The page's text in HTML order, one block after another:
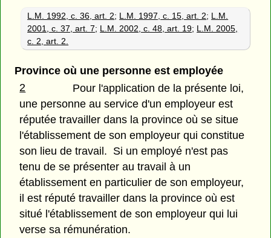
L.M. 1992, c. 36, art. 2; L.M. 1997, c. 15, art. 2; L.M.
2001, c. 37, art. 7; L.M. 2002, c. 48, art. 19; L.M. 2005,
c. 2, art. 2.
Province où une personne est employée
2
Pour l'application de la présente loi,
une personne au service d'un employeur est
réputée travailler dans la province où se situe
l'établissement de son employeur qui constitue
son lieu de travail. Si un employé n'est pas
tenu de se présenter au travail à un
établissement en particulier de son employeur,
il est réputé travailler dans la province où est
situé l'établissement de son employeur qui lui
verse sa rémunération.